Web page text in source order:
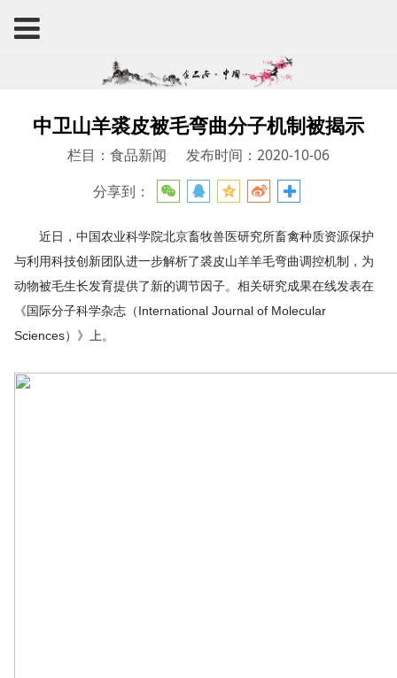
中卫山羊裘皮被毛弯曲分子机制被揭示
栏目：食品新闻
发布时间：2020-10-06
分享到：
近日，中国农业科学院北京畜牧兽医研究所畜禽种质资源保护
与利用科技创新团队进一步解析了裘皮山羊羊毛弯曲调控机制，为
动物被毛生长发育提供了新的调节因子。相关研究成果在线发表在
《国际分子科学杂志（International Journal of Molecular
Sciences）》上。